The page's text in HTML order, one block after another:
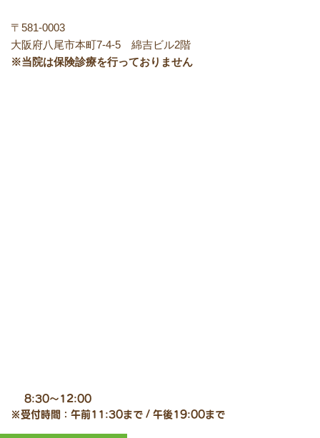
〒581-0003
大阪府八尾市本町7-4-5 綿吉ビル2階
※当院は保険診療を行っておりません
8:30～12:00
※受付時間：午前11:30まで / 午後19:00まで